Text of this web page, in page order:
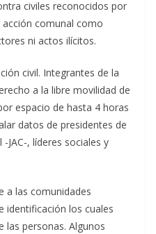
civiles reconocidos por
comunal como
ni actos ilícitos.
civil. Integrantes de la
a la libre movilidad de
espacio de hasta 4 horas
datos de presidentes de
JAC-, líderes sociales y
a las comunidades
identificación los cuales
las personas. Algunos